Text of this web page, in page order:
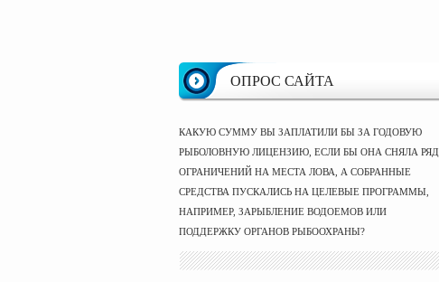
ОПРОС САЙТА
КАКУЮ СУММУ ВЫ ЗАПЛАТИЛИ БЫ ЗА ГОДОВУЮ
РЫБОЛОВНУЮ ЛИЦЕНЗИЮ, ЕСЛИ БЫ ОНА СНЯЛА РЯД
ОГРАНИЧЕНИЙ НА МЕСТА ЛОВА, А СОБРАННЫЕ
СРЕДСТВА ПУСКАЛИСЬ НА ЦЕЛЕВЫЕ ПРОГРАММЫ,
НАПРИМЕР, ЗАРЫБЛЕНИЕ ВОДОЕМОВ ИЛИ
ПОДДЕРЖКУ ОРГАНОВ РЫБООХРАНЫ?